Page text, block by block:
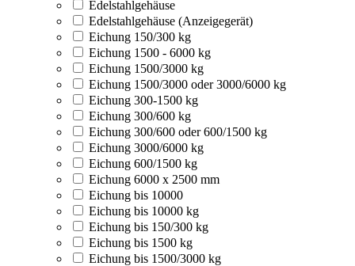
Edelstahlgehäuse
Edelstahlgehäuse (Anzeigegerät)
Eichung 150/300 kg
Eichung 1500 - 6000 kg
Eichung 1500/3000 kg
Eichung 1500/3000 oder 3000/6000 kg
Eichung 300-1500 kg
Eichung 300/600 kg
Eichung 300/600 oder 600/1500 kg
Eichung 3000/6000 kg
Eichung 600/1500 kg
Eichung 6000 x 2500 mm
Eichung bis 10000
Eichung bis 10000 kg
Eichung bis 150/300 kg
Eichung bis 1500 kg
Eichung bis 1500/3000 kg